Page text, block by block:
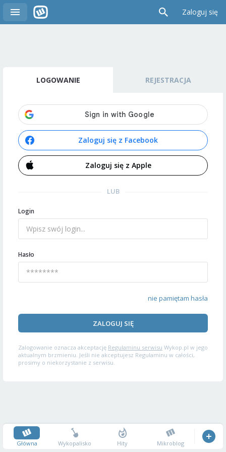
Zaloguj się
LOGOWANIE REJESTRACJA
Zaloguj się z Facebook
Zaloguj się z Apple
LUB
Login
Hasło
nie pamiętam hasła
ZALOGUJ SIĘ
Zalogowanie oznacza akceptację Regulaminu serwisu Wykop.pl w jego
aktualnym brzmieniu. Jeśli nie akceptujesz Regulaminu w całości,
prosimy o niekorzystanie z serwisu.
Główna Wykopalisko Hity Mikroblog